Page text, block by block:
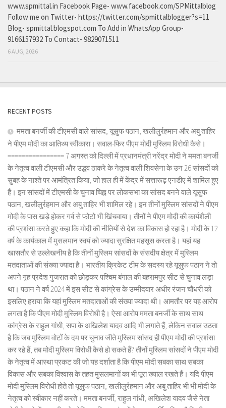
www.spmittal.in Facebook Page- www.facebook.com/SPMittalblog
Follow me on Twitter- https://twitter.com/spmittalblogger?s=11
Blog- spmittal.blogspot.com To Add in WhatsApp Group-
9166157932 To Contact- 9829071511
6 AUG, 2026
RECENT POSTS
ममता बनर्जी की टीएमसी वाले सांसद, यूसुफ पठान, खलीलुर्रहमान और अबु ताहिर
ने पीएम मोदी का आतिथ्य स्वीकारा। सवाल-फिर पीएम मोदी मुस्लिम विरोधी कैसे।
================ 7 अगस्त को दिल्ली में प्रधानमंत्री नरेंद्र मोदी ने ममता बनर्जी
के नेतृत्व वाली टीएमसी और उद्धव ठाकरे के नेतृत्व वाली शिवसेना के उन 26 सांसदों को
सुबह के नाश्ते पर आमंत्रित किया, जो हाल ही में केंद्र में सत्तारूढ़ एनडीए में शामिल हुए
हैं। इन सांसदों में टीएमसी के चुनाव चिह्न पर लोकसभा का सांसद बनने वाले यूसुफ
पठान, खलीलुर्रहमान और अबु ताहिर भी शामिल रहे। इन तीनों मुस्लिम सांसदों ने पीएम
मोदी के पास खड़े होकर गर्व से फोटो भी खिंचवाया। तीनों ने पीएम मोदी की कार्यशैली
की प्रशंसा करते हुए कहा कि मोदी की नीतियों से देश का विकास हो रहा है। मोदी के 12
वर्ष के कार्यकाल में मुसलमान स्वयं को ज्यादा सुरक्षित महसूस करता है। यहां यह
खासतौर से उल्लेखनीय है कि तीनों मुस्लिम सांसदों के संसदीय क्षेत्र में मुस्लिम
मतदाताओं की संख्या ज्यादा है। भारतीय क्रिकेट टीम के सदस्य रहे यूसुफ पठान ने तो
अपने गृह प्रदेश गुजरात को छोड़कर पश्चिम बंगाल की बहरामपुर सीट से चुनाव लड़ा
था। पठान ने वर्ष 2024 में इस सीट से कांग्रेस के उम्मीदवार अधीर रंजन चौधरी को
इसलिए हराया कि यहां मुस्लिम मतदाताओं की संख्या ज्यादा थी। आमतौर पर यह आरोप
लगता है कि पीएम मोदी मुस्लिम विरोधी है। ऐसा आरोप ममता बनर्जी के साथ साथ
कांग्रेस के राहुल गांधी, सपा के अखिलेश यादव आदि भी लगाते हैं, लेकिन सवाल उठता
है कि जब मुस्लिम वोटों के दम पर चुनाव जीते मुस्लिम सांसद ही पीएम मोदी की प्रशंसा
कर रहे हैं, तब मोदी मुस्लिम विरोधी कैसे हो सकते हैं? तीनों मुस्लिम सांसदों ने पीएम मोदी
के नेतृत्व में आस्था प्रकट की जो यह दर्शाता है कि पीएम मोदी सबका साथ सबका
विकास और सबका विश्वास के तहत मुसलमानों का भी पूरा ख्याल रखते हैं। यदि पीएम
मोदी मुस्लिम विरोधी होते तो यूसुफ पठान, खलीलुर्रहमान और अबु ताहिर भी भी मोदी के
नेतृत्व को स्वीकार नहीं करते। ममता बनर्जी, राहुल गांधी, अखिलेश यादव जैसे नेता